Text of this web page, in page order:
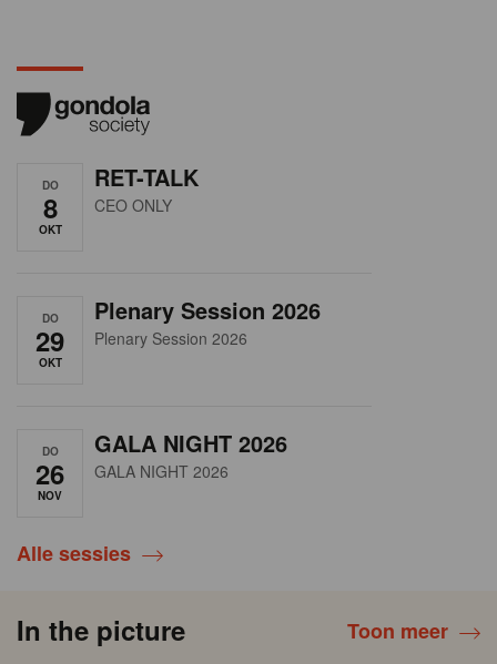
DO
8
OKT
RET-TALK
CEO ONLY
DO
29
OKT
Plenary Session 2026
Plenary Session 2026
DO
26
NOV
GALA NIGHT 2026
GALA NIGHT 2026
Alle sessies
In the picture Toon meer